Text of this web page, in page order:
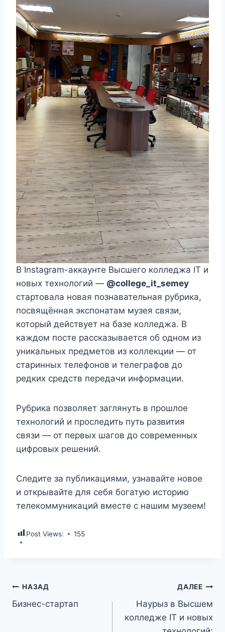
В Instagram-аккаунте Высшего колледжа IT и
новых технологий — @college_it_semey
стартовала новая познавательная рубрика,
посвящённая экспонатам музея связи,
который действует на базе колледжа. В
каждом посте рассказывается об одном из
уникальных предметов из коллекции — от
старинных телефонов и телеграфов до
редких средств передачи информации.
Рубрика позволяет заглянуть в прошлое
технологий и проследить путь развития
связи — от первых шагов до современных
цифровых решений.
Следите за публикациями, узнавайте новое
и открывайте для себя богатую историю
телекоммуникаций вместе с нашим музеем!
Post Views: 155
НАЗАД
Бизнес-стартап
ДАЛЕЕ
Наурыз в Высшем
колледже IT и новых